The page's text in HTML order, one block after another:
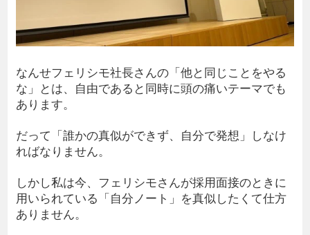
なんせフェリシモ社長さんの「他と同じことをやる
な」とは、自由であると同時に頭の痛いテーマでも
あります。
だって「誰かの真似ができず、自分で発想」しなけ
ればなりません。
しかし私は今、フェリシモさんが採用面接のときに
用いられている「自分ノート」を真似したくて仕方
ありません。